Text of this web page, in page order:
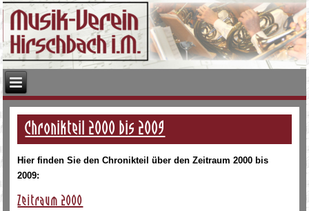
Chronikteil 2000 bis 2009
Hier finden Sie den Chronikteil über den Zeitraum 2000 bis
2009:
Zeitraum 2000